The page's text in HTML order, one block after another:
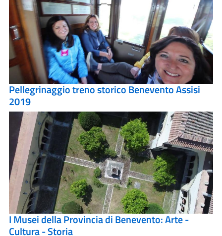
Pellegrinaggio treno storico Benevento Assisi
2019
I Musei della Provincia di Benevento: Arte -
Cultura - Storia